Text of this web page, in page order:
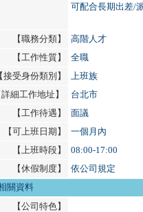
可配合長期出差/
【職務分類】
高階人才
【工作性質】
全職
【接受身份類別】
上班族
詳細工作地址】
台北市
【工作待遇】
面議
【可上班日期】
一個月內
【上班時段】
08:00-17:00
【休假制度】
依公司規定
關資料
【公司特色】